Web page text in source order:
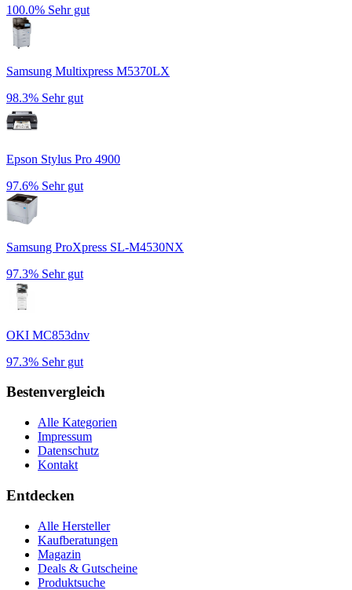
100.0% Sehr gut
Samsung Multixpress M5370LX
98.3% Sehr gut
Epson Stylus Pro 4900
97.6% Sehr gut
Samsung ProXpress SL-M4530NX
97.3% Sehr gut
OKI MC853dnv
97.3% Sehr gut
Bestenvergleich
Alle Kategorien
Impressum
Datenschutz
Kontakt
Entdecken
Alle Hersteller
Kaufberatungen
Magazin
Deals & Gutscheine
Produktsuche